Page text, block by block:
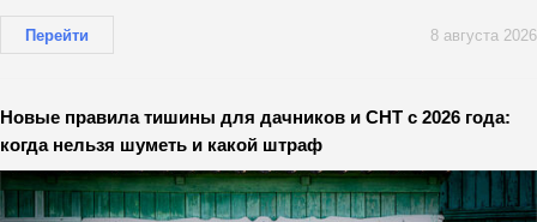
Перейти 8 августа 2026
Новые правила тишины для дачников и СНТ с 2026 года:
когда нельзя шуметь и какой штраф